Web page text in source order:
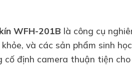
WFH-201B là công cụ
và các sản phẩm sinh
cố định camera thuận tiện